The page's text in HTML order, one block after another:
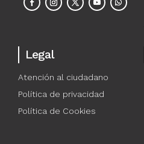
Legal
Atención al ciudadano
Política de privacidad
Política de Cookies